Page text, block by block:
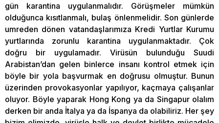
gün karantina uygulanmalıdır. Görüşmeler mümkün
olduğunca kısıtlanmalı, bulaş önlenmelidir. Son günlerde
umreden dönen vatandaşlarımıza Kredi Yurtlar Kurumu
yurtlarında zorunlu karantina uygulanmaktadır. Çok
doğru bir uygulamadır. Virüsün bulunduğu Suudi
Arabistan’dan gelen binlerce insanı kontrol etmek için
böyle bir yola başvurmak en doğrusu olmuştur. Bunun
üzerinden provokasyonlar yapılıyor, kaçmaya çalışanlar
oluyor. Böyle yaparak Hong Kong ya da Singapur olalım
derken bir anda İtalya ya da İspanya da olabiliriz. Her şey